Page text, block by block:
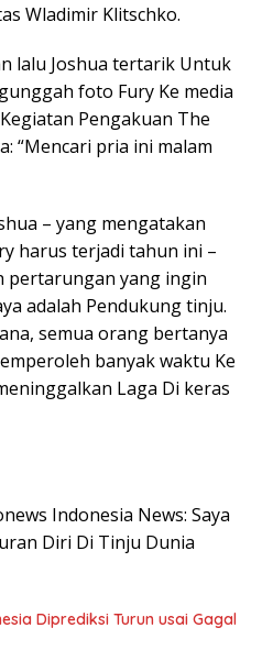
Wladimir Klitschko.
lalu Joshua tertarik Untuk
foto Fury Ke media
Pengakuan The
“Mencari pria ini malam
– yang mengatakan
harus terjadi tahun ini –
pertarungan yang ingin
adalah Pendukung tinju.
semua orang bertanya
banyak waktu Ke
Laga Di keras
Indonesia News: Saya
Diri Di Tinju Dunia
Diprediksi Turun usai Gagal